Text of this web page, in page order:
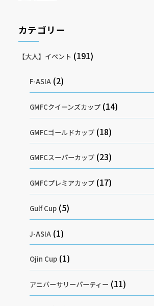
カテゴリー
【大人】イベント (191)
F-ASIA (2)
GMFCクイーンズカップ (14)
GMFCゴールドカップ (18)
GMFCスーパーカップ (23)
GMFCプレミアカップ (17)
Gulf Cup (5)
J-ASIA (1)
Ojin Cup (1)
アニバーサリーパーティー (11)